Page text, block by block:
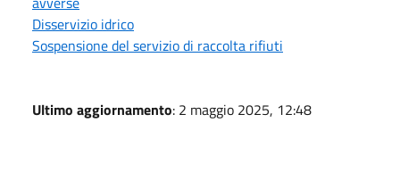
Disservizio idrico
Sospensione del servizio di raccolta rifiuti
Ultimo aggiornamento: 2 maggio 2025, 12:48